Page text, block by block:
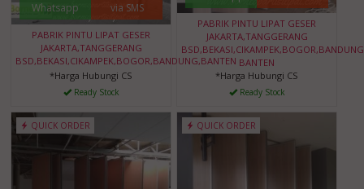
PABRIK PINTU LIPAT GESER
JAKARTA,TANGGERANG
BSD,BEKASI,CIKAMPEK,BOGOR,BANDUNG
BANTEN
*Harga Hubungi CS
Ready Stock
Whatsapp via SMS
PABRIK PINTU LIPAT GESER
JAKARTA,TANGGERANG
BSD,BEKASI,CIKAMPEK,BOGOR,BANDUNG,BANTEN
*Harga Hubungi CS
Ready Stock
QUICK ORDER QUICK ORDER